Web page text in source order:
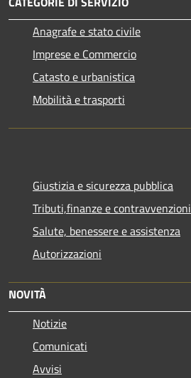
Anagrafe e stato civile
Imprese e Commercio
Catasto e urbanistica
Mobilità e trasporti
Giustizia e sicurezza pubblica
Tributi,finanze e contravvenzioni
Salute, benessere e assistenza
Autorizzazioni
NOVITÀ
Notizie
Comunicati
Avvisi